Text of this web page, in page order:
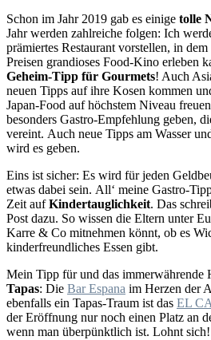
Schon im Jahr 2019 gab es einige tolle
Jahr werden zahlreiche folgen: Ich
prämiertes Restaurant vorstellen, in
Preisen grandioses Food-Kino erleben
Geheim-Tipp für Gourmets! Auch
neuen Tipps auf ihre Kosen kommen
Japan-Food auf höchstem Niveau
besonders Gastro-Empfehlung geben,
vereint. Auch neue Tipps am Wasser
wird es geben.
Eins ist sicher: Es wird für jeden
etwas dabei sein. All‘ meine Gastro-
Zeit aufKindertauglichkeit. Das
Post dazu. So wissen die Eltern unter
Karre & Co mitnehmen könnt, ob es
kinderfreundliches Essen gibt.
Mein Tipp für und das immerwährende
Tapas: Die Bar Espana im Herzen der
ebenfalls ein Tapas-Traum ist das EL
der Eröffnung nur noch einen Platz an
wenn man überpünktlich ist. Lohnt sich!